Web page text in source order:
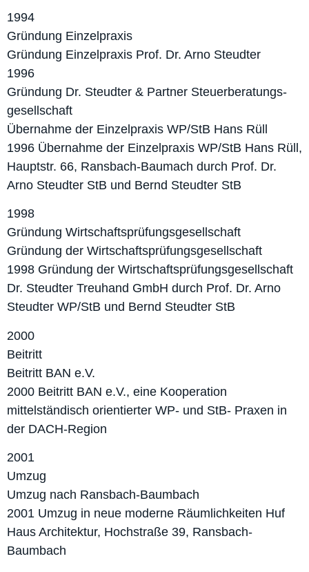
1994
Gründung Einzelpraxis
Gründung Einzelpraxis Prof. Dr. Arno Steudter
1996
Gründung Dr. Steudter & Partner Steuerberatungs-
gesellschaft
Übernahme der Einzelpraxis WP/StB Hans Rüll
1996 Übernahme der Einzelpraxis WP/StB Hans Rüll,
Hauptstr. 66, Ransbach-Baumach durch Prof. Dr.
Arno Steudter StB und Bernd Steudter StB
1998
Gründung Wirtschafts­prüfungs­gesellschaft
Gründung der Wirtschafts­prüfungs­gesellschaft
1998 Gründung der Wirtschafts­prüfungs­gesellschaft
Dr. Steudter Treuhand GmbH durch Prof. Dr. Arno
Steudter WP/StB und Bernd Steudter StB
2000
Beitritt
Beitritt BAN e.V.
2000 Beitritt BAN e.V., eine Kooperation
mittelständisch orientierter WP- und StB- Praxen in
der DACH-Region
2001
Umzug
Umzug nach Ransbach-Baumbach
2001 Umzug in neue moderne Räumlichkeiten Huf
Haus Architektur, Hochstraße 39, Ransbach-
Baumbach